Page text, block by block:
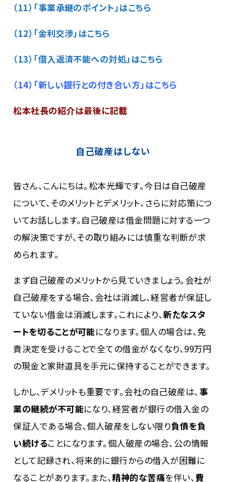
（11）「事業承継のポイント」はこちら
（12）「金利交渉」はこちら
（13）「借入返済不能への対処」はこちら
（14）「新しい銀行との付き合い方」はこちら
松本社長の紹介は最後に記載
自己破産はしない
皆さん、こんにちは。松本光輝です。今日は自己破産
について、そのメリットとデメリット、さらに対応策につ
いてお話しします。自己破産は借金問題に対する一つ
の解決策ですが、その取り組みには慎重な判断が求
められます。
まず自己破産のメリットから見ていきましょう。会社が
自己破産をする場合、会社は消滅し、経営者が保証し
ていない借金は消滅します。これにより、新たなスタ
ートを切ることが可能になります。個人の場合は、免
責決定を受けることで全ての借金がなくなり、99万円
の現金と家財道具を手元に保持することができます。
しかし、デメリットも重要です。会社の自己破産は、 事
業の継続が不可能になり、経営者が銀行の借入金の
保証人である場合、個人破産をしない限り負債を負
い続けることになります。個人破産の場合、公の情報
として記録され、将来的に銀行からの借入が困難に
なることがあります。また、精神的な苦痛を伴い、費